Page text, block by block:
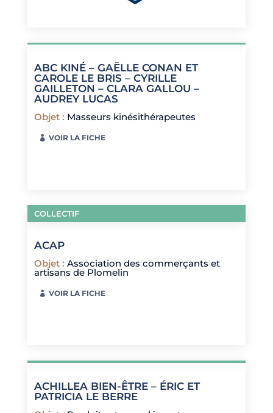
ABC KINÉ – GAËLLE CONAN ET
CAROLE LE BRIS – CYRILLE
GAILLETON – CLARA GALLOU –
AUDREY LUCAS
Objet : Masseurs kinésithérapeutes
VOIR LA FICHE
COLLECTIF
ACAP
Objet : Association des commerçants et
artisans de Plomelin
VOIR LA FICHE
ACHILLEA BIEN-ÊTRE – ÉRIC ET
PATRICIA LE BERRE